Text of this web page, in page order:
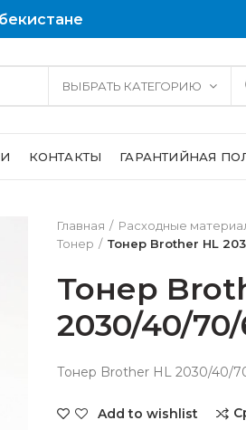
ВЫБРАТЬ КАТЕГОРИЮ
КОНТАКТЫ ГАРАНТИЙНАЯ
Главная
Расходные
Тонер
Тонер Brother HL
Тонер
2030/40/70/
Тонер Brother HL 2030/40/
Add to wishlist